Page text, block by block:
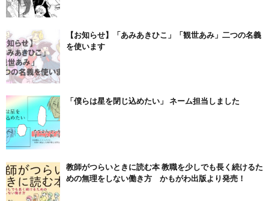
【お知らせ】「あみあきひこ」「観世あみ」二つの名義
を使います
「僕らは星を閉じ込めたい」 ネーム担当しました
教師がつらいときに読む本 教職を少しでも長く続けるた
めの無理をしない働き方 かもがわ出版より発売！